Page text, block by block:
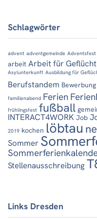
Schlagwörter
advent adventgemeinde Adventsfest
arbeit Arbeit für
Asylunterkunft Ausbildung für
Berufstandem Bewerbung
familienabend Ferien
frühlingsfest fußball
INTERACT4WORK Job
2019 kochen löbtau
Sommer
Stellenausschreibung
Links Dresden